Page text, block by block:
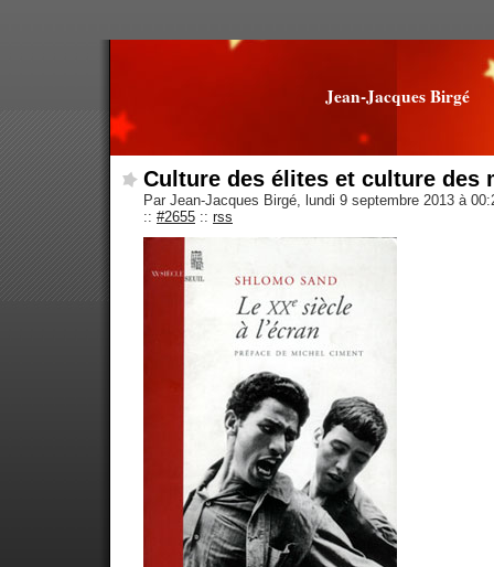
Jean-Jacques Birgé
Culture des élites et culture des
Par Jean-Jacques Birgé, lundi 9 septembre 2013 à
:: #2655 :: rss